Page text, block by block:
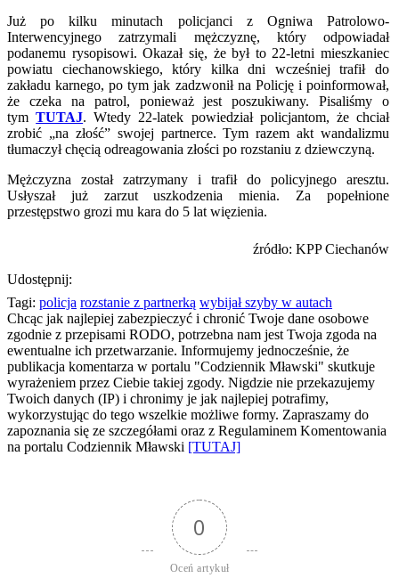
Już po kilku minutach policjanci z Ogniwa Patrolowo-
Interwencyjnego zatrzymali mężczyznę, który odpowiadał
podanemu rysopisowi. Okazał się, że był to 22-letni mieszkaniec
powiatu ciechanowskiego, który kilka dni wcześniej trafił do
zakładu karnego, po tym jak zadzwonił na Policję i poinformował,
że czeka na patrol, ponieważ jest poszukiwany. Pisaliśmy o
tymTUTAJ. Wtedy 22-latek powiedział policjantom, że chciał
zrobić „na złość” swojej partnerce. Tym razem akt wandalizmu
tłumaczył chęcią odreagowania złości po rozstaniu z dziewczyną.
Mężczyzna został zatrzymany i trafił do policyjnego aresztu.
Usłyszał już zarzut uszkodzenia mienia. Za popełnione
przestępstwo grozi mu kara do 5 lat więzienia.
źródło: KPP Ciechanów
Udostępnij:
Tagi: policja rozstanie z partnerką wybijał szyby w autach
Chcąc jak najlepiej zabezpieczyć i chronić Twoje dane osobowe
zgodnie z przepisami RODO, potrzebna nam jest Twoja zgoda na
ewentualne ich przetwarzanie. Informujemy jednocześnie, że
publikacja komentarza w portalu "Codziennik Mławski" skutkuje
wyrażeniem przez Ciebie takiej zgody. Nigdzie nie przekazujemy
Twoich danych (IP) i chronimy je jak najlepiej potrafimy,
wykorzystując do tego wszelkie możliwe formy. Zapraszamy do
zapoznania się ze szczegółami oraz z Regulaminem Komentowania
na portalu Codziennik Mławski [TUTAJ]
0
Oceń artykuł